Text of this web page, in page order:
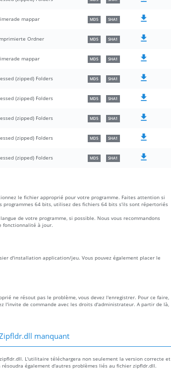
mappar MD5 SHA1
Ordner MD5 SHA1
mappar MD5 SHA1
(zipped) Folders MD5 SHA1
(zipped) Folders MD5 SHA1
(zipped) Folders MD5 SHA1
(zipped) Folders MD5 SHA1
(zipped) Folders MD5 SHA1
le fichier approprié pour votre programme. Faites attention si
64 bits, utilisez des fichiers 64 bits s'ils sont répertoriés
de votre programme, si possible. Nous vous recommandons
fonctionnalité à jour.
d'installation application/jeu. Vous pouvez également placer le
ne résout pas le problème, vous devez l'enregistrer. Pour ce faire,
l'invite de commande avec les droits d'administrateur. A partir de là,
manquant
L'utilitaire téléchargera non seulement la version correcte et
également d'autres problèmes liés au fichier zipfldr.dll.